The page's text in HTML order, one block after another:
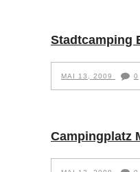
Stadtcamping
MAI 13, 2009 0
Campingplatz